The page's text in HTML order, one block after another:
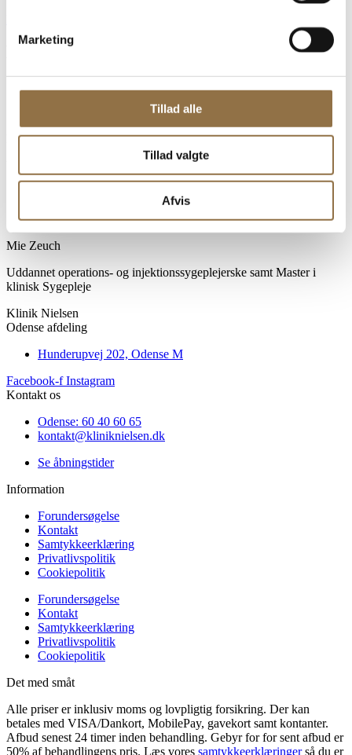
Marketing
Tillad alle
Tillad valgte
Afvis
Hvem står for min vejledning
Pernille Falkenberg
Uddannet operations- og injektionssygeplejerske
Odense
Mie Zeuch
Uddannet operations- og injektionssygeplejerske samt Master i
klinisk Sygepleje
Klinik Nielsen
Odense afdeling
Hunderupvej 202, Odense M
Facebook-f Instagram
Kontakt os
Odense: 60 40 60 65
kontakt@kliniknielsen.dk
Se åbningstider
Information
Forundersøgelse
Kontakt
Samtykkeerklæring
Privatlivspolitik
Cookiepolitik
Forundersøgelse
Kontakt
Samtykkeerklæring
Privatlivspolitik
Cookiepolitik
Det med småt
Alle priser er inklusiv moms og lovpligtig forsikring. Der kan
betales med VISA/Dankort, MobilePay, gavekort samt kontanter.
Afbud senest 24 timer inden behandling. Gebyr for for sent afbud er
50% af behandlingens pris. Læs vores samtykkeerklæringerså du er